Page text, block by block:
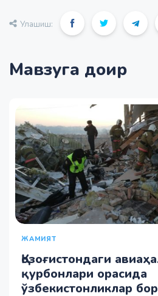
Улашиш:
Мавзуга доир
ЖАМИЯТ
Қозоғистондаги
қурбонлари орасида
ўзбекистонликлар